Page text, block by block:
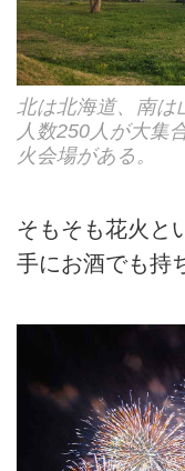
北は北海道、南は
人数250人が大集
火会場がある。
そもそも花火と
手にお酒でも持